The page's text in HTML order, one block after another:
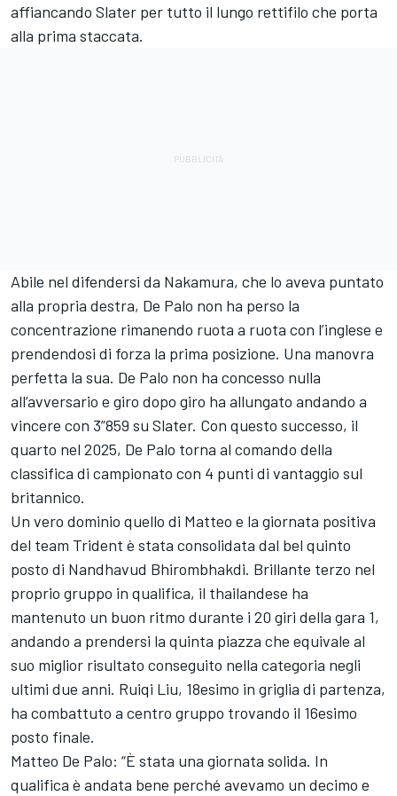
affiancando Slater per tutto il lungo rettifilo che porta
alla prima staccata.
Abile nel difendersi da Nakamura, che lo aveva puntato
alla propria destra, De Palo non ha perso la
concentrazione rimanendo ruota a ruota con l’inglese e
prendendosi di forza la prima posizione. Una manovra
perfetta la sua. De Palo non ha concesso nulla
all’avversario e giro dopo giro ha allungato andando a
vincere con 3”859 su Slater. Con questo successo, il
quarto nel 2025, De Palo torna al comando della
classifica di campionato con 4 punti di vantaggio sul
britannico.
Un vero dominio quello di Matteo e la giornata positiva
del team Trident è stata consolidata dal bel quinto
posto di Nandhavud Bhirombhakdi. Brillante terzo nel
proprio gruppo in qualifica, il thailandese ha
mantenuto un buon ritmo durante i 20 giri della gara 1,
andando a prendersi la quinta piazza che equivale al
suo miglior risultato conseguito nella categoria negli
ultimi due anni. Ruiqi Liu, 18esimo in griglia di partenza,
ha combattuto a centro gruppo trovando il 16esimo
posto finale.
Matteo De Palo: “È stata una giornata solida. In
qualifica è andata bene perché avevamo un decimo e